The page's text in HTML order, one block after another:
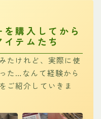
購入してから
テムたち
たけれど、実際に使
た…なんて経験から
ご紹介していきま